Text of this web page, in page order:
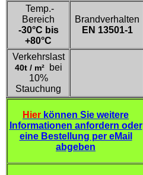
Temp.-
Bereich
-30°C bis
+80°C
Brandverhalten
EN 13501-1
Verkehrslast
40t / m²bei
10%
Stauchung
Hier können Sie weitere
Informationen anfordern oder
eine Bestellung per eMail
abgeben